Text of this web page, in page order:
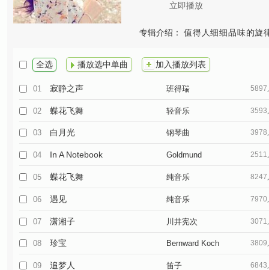
立即播放
专辑介绍： 值得人细细品味的旋
全选 播放选中单曲 加入播放列表
01 寂静之声 班得瑞 5897
02 蝶花飞舞 轻音乐 3593
03 白月光 钢琴曲 3978
04 In A Notebook Goldmund 2511
05 蝶花飞舞 纯音乐 8247
06 遇见 纯音乐 7970
07 潇湘子 川井宪次 3071
08 珍宝 Bernward Koch 3809
09 追梦人 笛子 6843